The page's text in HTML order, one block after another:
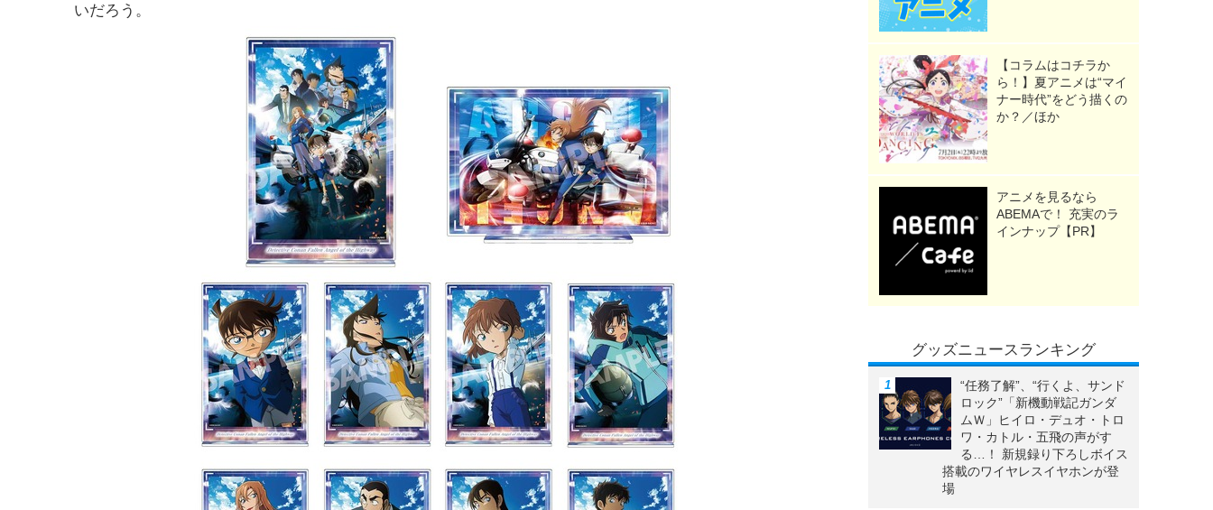
いだろう。
【コラムはコチラか
ら！】夏アニメは“マイ
ナー時代”をどう描くの
か？／ほか
アニメを見るなら
ABEMAで！ 充実のラ
インナップ【PR】
グッズニュースランキング
“任務了解”、“行くよ、サンド
ロック”「新機動戦記ガンダ
ムＷ」ヒイロ・デュオ・トロ
ワ・カトル・五飛の声がす
る…！ 新規録り下ろしボイス
搭載のワイヤレスイヤホンが登
場